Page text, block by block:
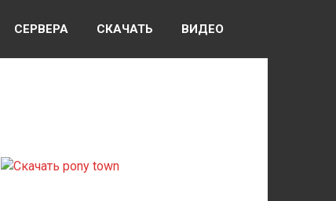
СЕРВЕРА СКАЧАТЬ ВИДЕО